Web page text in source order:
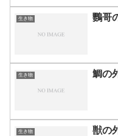
生き物 鸚哥
生き物 鯛の
生き物 獣の